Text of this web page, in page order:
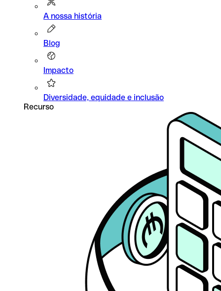
A nossa história
Blog
Impacto
Diversidade, equidade e inclusão
Recurso